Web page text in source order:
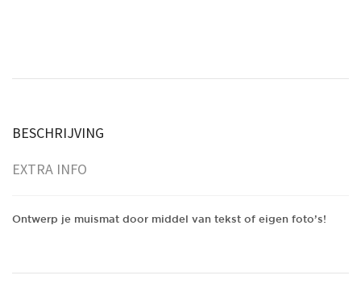
BESCHRIJVING
EXTRA INFO
Ontwerp je muismat door middel van tekst of eigen foto’s!